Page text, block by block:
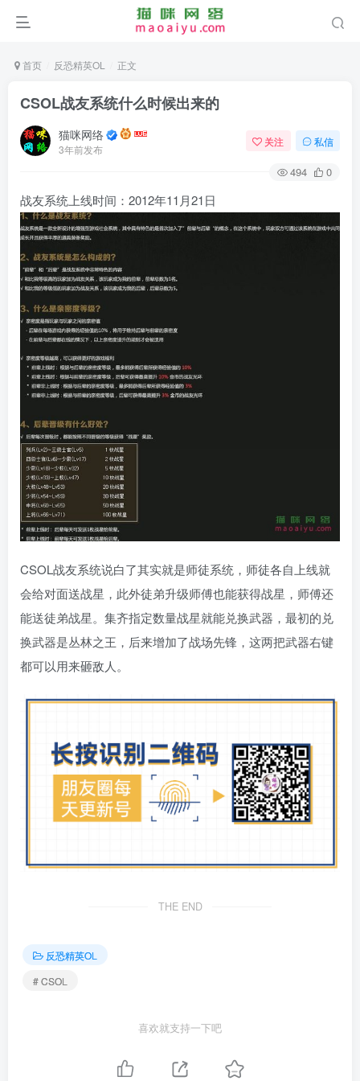
首页 反恐精英OL 正文
CSOL战友系统什么时候出来的
猫咪网络
3年前发布
关注 私信
494 0
战友系统上线时间：2012年11月21日
CSOL战友系统说白了其实就是师徒系统，师徒各自上线就
会给对面送战星，此外徒弟升级师傅也能获得战星，师傅还
能送徒弟战星。集齐指定数量战星就能兑换武器，最初的兑
换武器是丛林之王，后来增加了战场先锋，这两把武器右键
都可以用来砸敌人。
THE END
反恐精英OL
# CSOL
喜欢就支持一下吧